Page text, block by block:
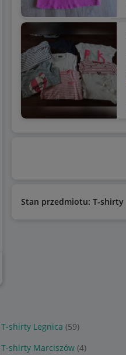
Stan przedmiotu: T-shirty
T-shirty Legnica (59)
T-shirty Marciszów (4)